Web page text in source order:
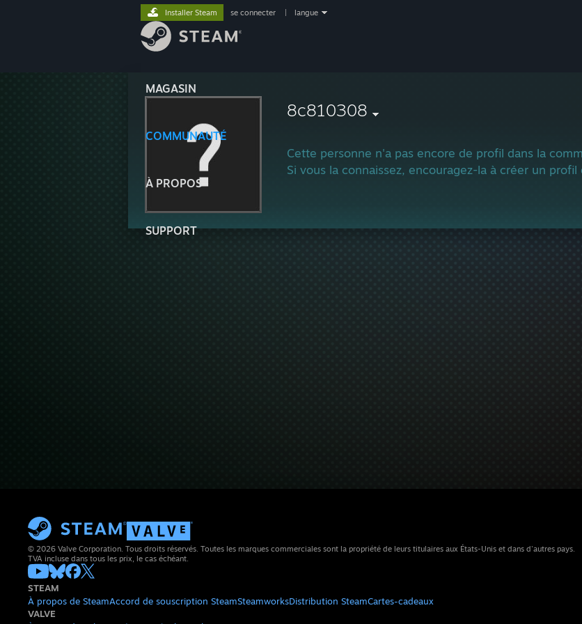
MAGASIN
COMMUNAUTÉ
À PROPOS
SUPPORT
Installer Steam se connecter langue
8c810308
Cette personne n'a pas encore de profil dans la
Si vous la connaissez, encouragez-la à créer un profil
© 2026 Valve Corporation. Tous droits réservés. Toutes les marques commerciales sont la propriété de leurs titulaires aux États-Unis et dans d'autres pays.
TVA incluse dans tous les prix, le cas échéant.
STEAM
À propos de SteamAccord de souscription SteamSteamworksDistribution SteamCartes-cadeaux
VALVE